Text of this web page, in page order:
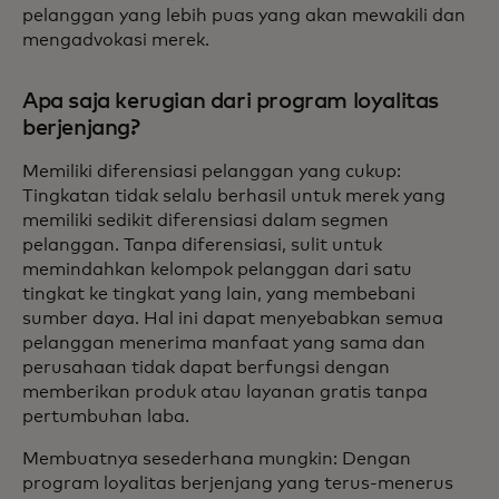
pelanggan yang lebih puas yang akan mewakili dan
mengadvokasi merek.
Apa saja kerugian dari program loyalitas
berjenjang?
Memiliki diferensiasi pelanggan yang cukup:
Tingkatan tidak selalu berhasil untuk merek yang
memiliki sedikit diferensiasi dalam segmen
pelanggan. Tanpa diferensiasi, sulit untuk
memindahkan kelompok pelanggan dari satu
tingkat ke tingkat yang lain, yang membebani
sumber daya. Hal ini dapat menyebabkan semua
pelanggan menerima manfaat yang sama dan
perusahaan tidak dapat berfungsi dengan
memberikan produk atau layanan gratis tanpa
pertumbuhan laba.
Membuatnya sesederhana mungkin: Dengan
program loyalitas berjenjang yang terus-menerus